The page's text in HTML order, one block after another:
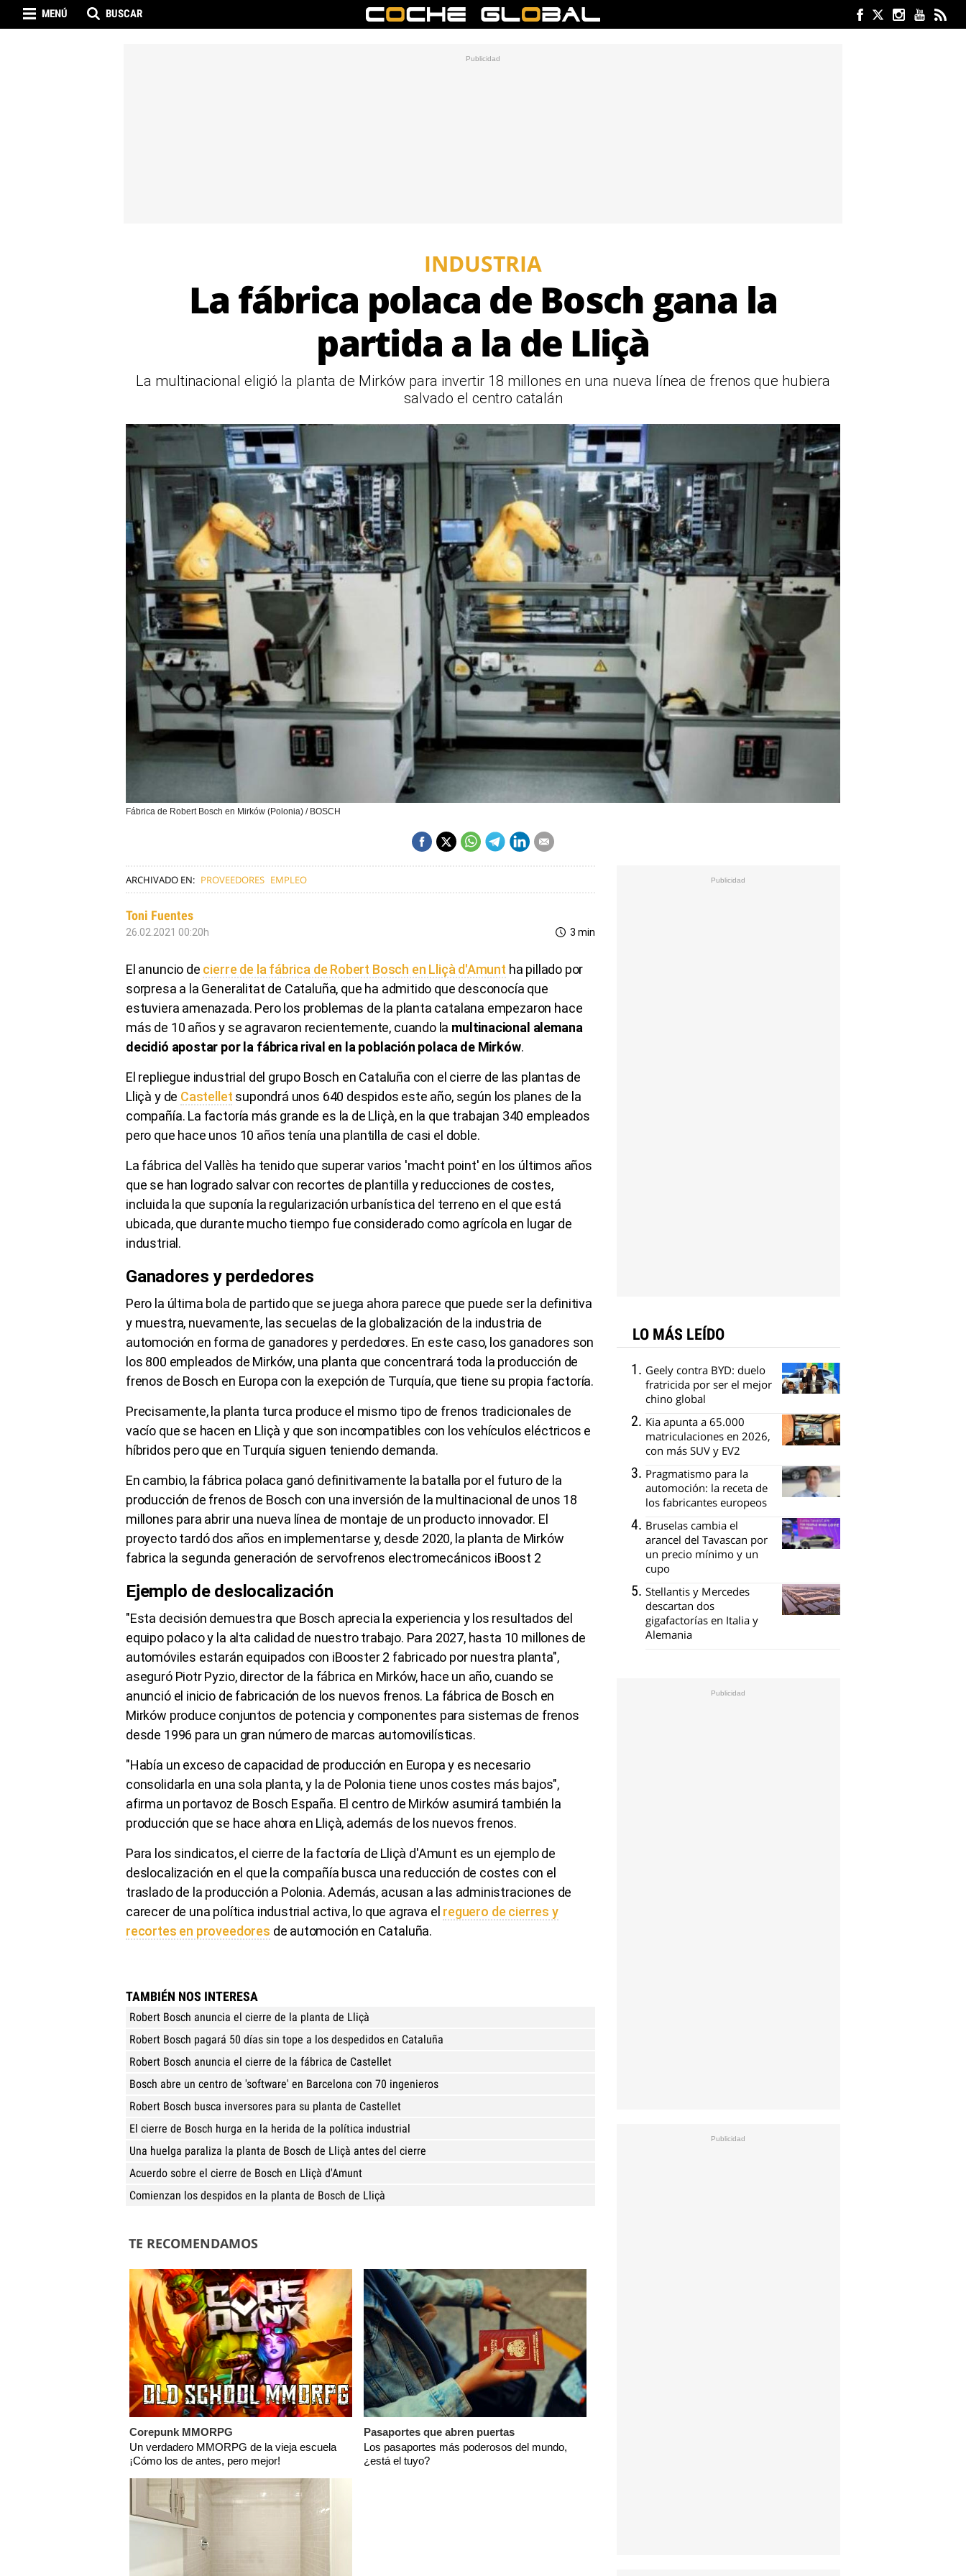
MENÚ BUSCAR
INDUSTRIA
La fábrica polaca de Bosch gana la
partida a la de Lliçà
La multinacional eligió la planta de Mirków para invertir 18 millones en una nueva línea de frenos que hubiera
salvado el centro catalán
Fábrica de Robert Bosch en Mirków (Polonia) / BOSCH
ARCHIVADO EN: PROVEEDORES EMPLEO
Toni Fuentes
26.02.2021 00:20h 3 min
El anuncio de cierre de la fábrica de Robert Bosch en Lliçà d'Amunt ha pillado por
sorpresa a la Generalitat de Cataluña, que ha admitido que desconocía que
estuviera amenazada. Pero los problemas de la planta catalana empezaron hace
más de 10 años y se agravaron recientemente, cuando la multinacional alemana
decidió apostar por la fábrica rival en la población polaca de Mirków.
El repliegue industrial del grupo Bosch en Cataluña con el cierre de las plantas de
Lliçà y de Castellet supondrá unos 640 despidos este año, según los planes de la
compañía. La factoría más grande es la de Lliçà, en la que trabajan 340 empleados
pero que hace unos 10 años tenía una plantilla de casi el doble.
La fábrica del Vallès ha tenido que superar varios 'macht point' en los últimos años
que se han logrado salvar con recortes de plantilla y reducciones de costes,
incluida la que suponía la regularización urbanística del terreno en el que está
ubicada, que durante mucho tiempo fue considerado como agrícola en lugar de
industrial.
Ganadores y perdedores
Pero la última bola de partido que se juega ahora parece que puede ser la definitiva
y muestra, nuevamente, las secuelas de la globalización de la industria de
automoción en forma de ganadores y perdedores. En este caso, los ganadores son
los 800 empleados de Mirków, una planta que concentrará toda la producción de
frenos de Bosch en Europa con la exepción de Turquía, que tiene su propia factoría.
Precisamente, la planta turca produce el mismo tipo de frenos tradicionales de
vacío que se hacen en Lliçà y que son incompatibles con los vehículos eléctricos e
híbridos pero que en Turquía siguen teniendo demanda.
En cambio, la fábrica polaca ganó definitivamente la batalla por el futuro de la
producción de frenos de Bosch con una inversión de la multinacional de unos 18
millones para abrir una nueva línea de montaje de un producto innovador. El
proyecto tardó dos años en implementarse y, desde 2020, la planta de Mirków
fabrica la segunda generación de servofrenos electromecánicos iBoost 2
Ejemplo de deslocalización
"Esta decisión demuestra que Bosch aprecia la experiencia y los resultados del
equipo polaco y la alta calidad de nuestro trabajo. Para 2027, hasta 10 millones de
automóviles estarán equipados con iBooster 2 fabricado por nuestra planta",
aseguró Piotr Pyzio, director de la fábrica en Mirków, hace un año, cuando se
anunció el inicio de fabricación de los nuevos frenos. La fábrica de Bosch en
Mirków produce conjuntos de potencia y componentes para sistemas de frenos
desde 1996 para un gran número de marcas automovilísticas.
"Había un exceso de capacidad de producción en Europa y es necesario
consolidarla en una sola planta, y la de Polonia tiene unos costes más bajos",
afirma un portavoz de Bosch España. El centro de Mirków asumirá también la
producción que se hace ahora en Lliçà, además de los nuevos frenos.
Para los sindicatos, el cierre de la factoría de Lliçà d'Amunt es un ejemplo de
deslocalización en el que la compañía busca una reducción de costes con el
traslado de la producción a Polonia. Además, acusan a las administraciones de
carecer de una política industrial activa, lo que agrava el reguero de cierres y
recortes en proveedores de automoción en Cataluña.
TAMBIÉN NOS INTERESA
Robert Bosch anuncia el cierre de la planta de Lliçà
Robert Bosch pagará 50 días sin tope a los despedidos en Cataluña
Robert Bosch anuncia el cierre de la fábrica de Castellet
Bosch abre un centro de 'software' en Barcelona con 70 ingenieros
Robert Bosch busca inversores para su planta de Castellet
El cierre de Bosch hurga en la herida de la política industrial
Una huelga paraliza la planta de Bosch de Lliçà antes del cierre
Acuerdo sobre el cierre de Bosch en Lliçà d'Amunt
Comienzan los despidos en la planta de Bosch de Lliçà
TE RECOMENDAMOS
Corepunk MMORPG
Un verdadero MMORPG de la vieja escuela
¡Cómo los de antes, pero mejor!
Pasaportes que abren puertas
Los pasaportes más poderosos del mundo,
¿está el tuyo?
LO MÁS LEÍDO
Geely contra BYD: duelo
fratricida por ser el mejor
chino global
Kia apunta a 65.000
matriculaciones en 2026,
con más SUV y EV2
Pragmatismo para la
automoción: la receta de
los fabricantes europeos
Bruselas cambia el
arancel del Tavascan por
un precio mínimo y un
cupo
Stellantis y Mercedes
descartan dos
gigafactorías en Italia y
Alemania